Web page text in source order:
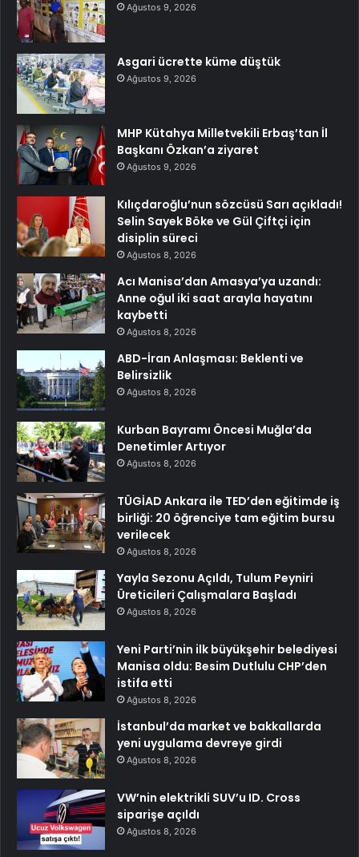
Ağustos 9, 2026
Asgari ücrette küme düştük
Ağustos 9, 2026
MHP Kütahya Milletvekili Erbaş’tan İl
Başkanı Özkan’a ziyaret
Ağustos 9, 2026
Kılıçdaroğlu’nun sözcüsü Sarı açıkladı!
Selin Sayek Böke ve Gül Çiftçi için
disiplin süreci
Ağustos 8, 2026
Acı Manisa’dan Amasya’ya uzandı:
Anne oğul iki saat arayla hayatını
kaybetti
Ağustos 8, 2026
ABD-İran Anlaşması: Beklenti ve
Belirsizlik
Ağustos 8, 2026
Kurban Bayramı Öncesi Muğla’da
Denetimler Artıyor
Ağustos 8, 2026
TÜGİAD Ankara ile TED’den eğitimde iş
birliği: 20 öğrenciye tam eğitim bursu
verilecek
Ağustos 8, 2026
Yayla Sezonu Açıldı, Tulum Peyniri
Üreticileri Çalışmalara Başladı
Ağustos 8, 2026
Yeni Parti’nin ilk büyükşehir belediyesi
Manisa oldu: Besim Dutlulu CHP’den
istifa etti
Ağustos 8, 2026
İstanbul’da market ve bakkallarda
yeni uygulama devreye girdi
Ağustos 8, 2026
VW’nin elektrikli SUV’u ID. Cross
siparişe açıldı
Ağustos 8, 2026